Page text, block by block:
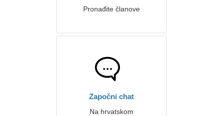
Pronađite članove
Započni chat
Na hrvatskom